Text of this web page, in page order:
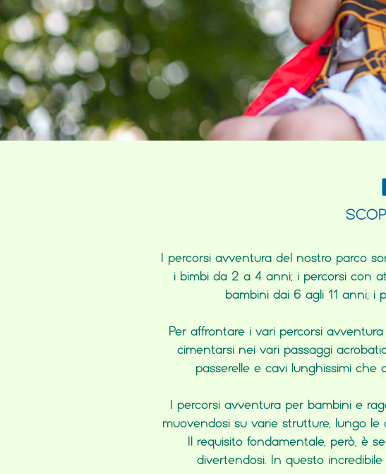
I percorsi avventura del nostro parco
i bimbi da 2 a 4 anni; i percorsi con
bambini dai 6 agli 11 anni; i
Per affrontare i vari percorsi
cimentarsi nei vari passaggi
passerelle e cavi lunghissimi che
I percorsi avventura per bambini e
muovendosi su varie strutture, lungo
Il requisito fondamentale, però, è
divertendosi. In questo